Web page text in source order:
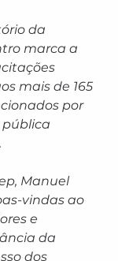
da
marca a
mais de 165
por
Manuel
vindas ao
e
da
dos